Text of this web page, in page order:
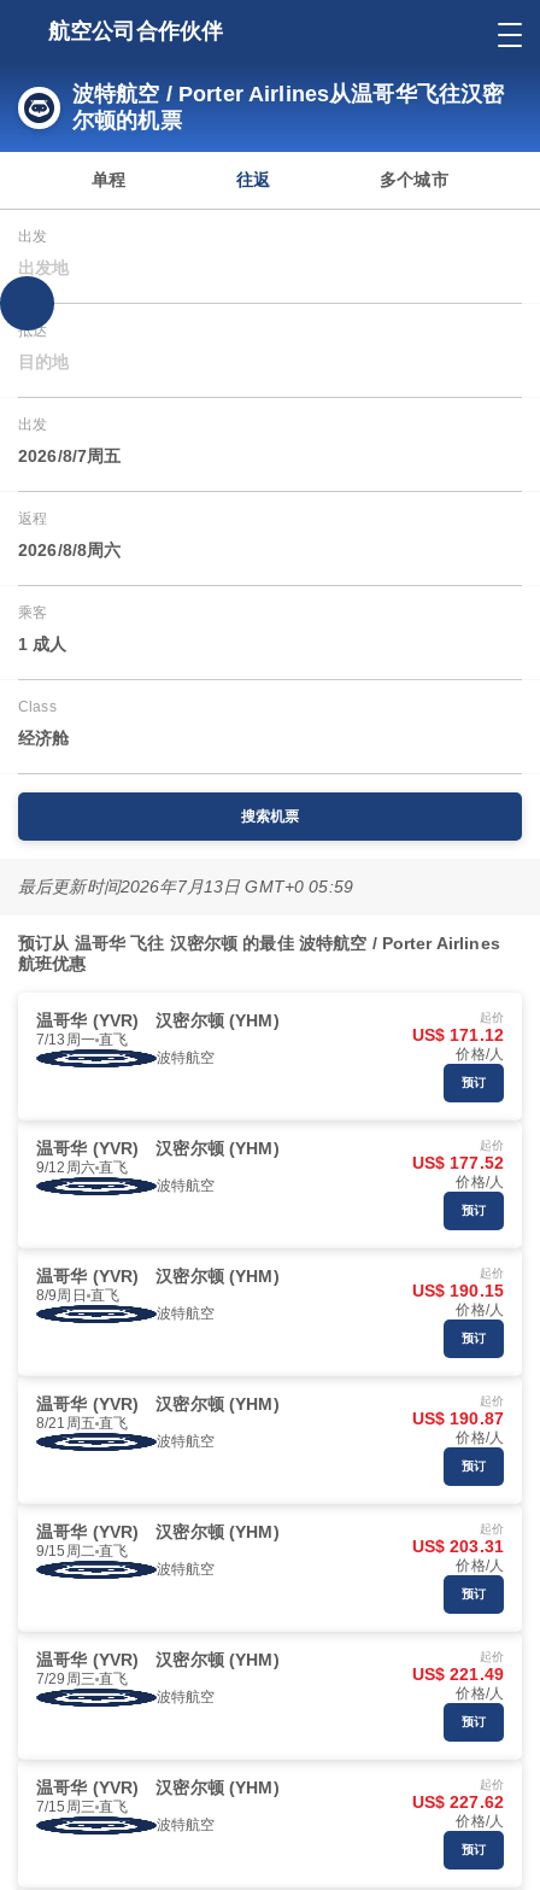
航空公司合作伙伴
波特航空 / Porter Airlines从温哥华飞往汉密
尔顿的机票
单程 往返 多个城市
出发
出发地
抵达
目的地
出发
2026/8/7周五
返程
2026/8/8周六
乘客
1 成人
Class
经济舱
搜索机票
最后更新时间2026年7月13日 GMT+0 05:59
预订从 温哥华 飞往 汉密尔顿 的最佳 波特航空 / Porter Airlines
航班优惠
温哥华 (YVR) 汉密尔顿 (YHM)
7/13周一 直飞
波特航空
起价
US$ 171.12
价格/人
预订
温哥华 (YVR) 汉密尔顿 (YHM)
9/12周六 直飞
波特航空
起价
US$ 177.52
价格/人
预订
温哥华 (YVR) 汉密尔顿 (YHM)
8/9周日 直飞
波特航空
起价
US$ 190.15
价格/人
预订
温哥华 (YVR) 汉密尔顿 (YHM)
8/21周五 直飞
波特航空
起价
US$ 190.87
价格/人
预订
温哥华 (YVR) 汉密尔顿 (YHM)
9/15周二 直飞
波特航空
起价
US$ 203.31
价格/人
预订
温哥华 (YVR) 汉密尔顿 (YHM)
7/29周三 直飞
波特航空
起价
US$ 221.49
价格/人
预订
温哥华 (YVR) 汉密尔顿 (YHM)
7/15周三 直飞
波特航空
起价
US$ 227.62
价格/人
预订